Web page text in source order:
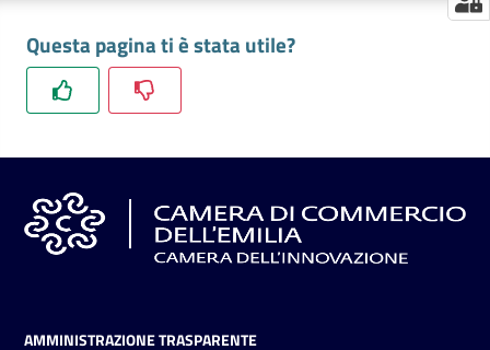
Questa pagina ti è stata utile?
AMMINISTRAZIONE TRASPARENTE